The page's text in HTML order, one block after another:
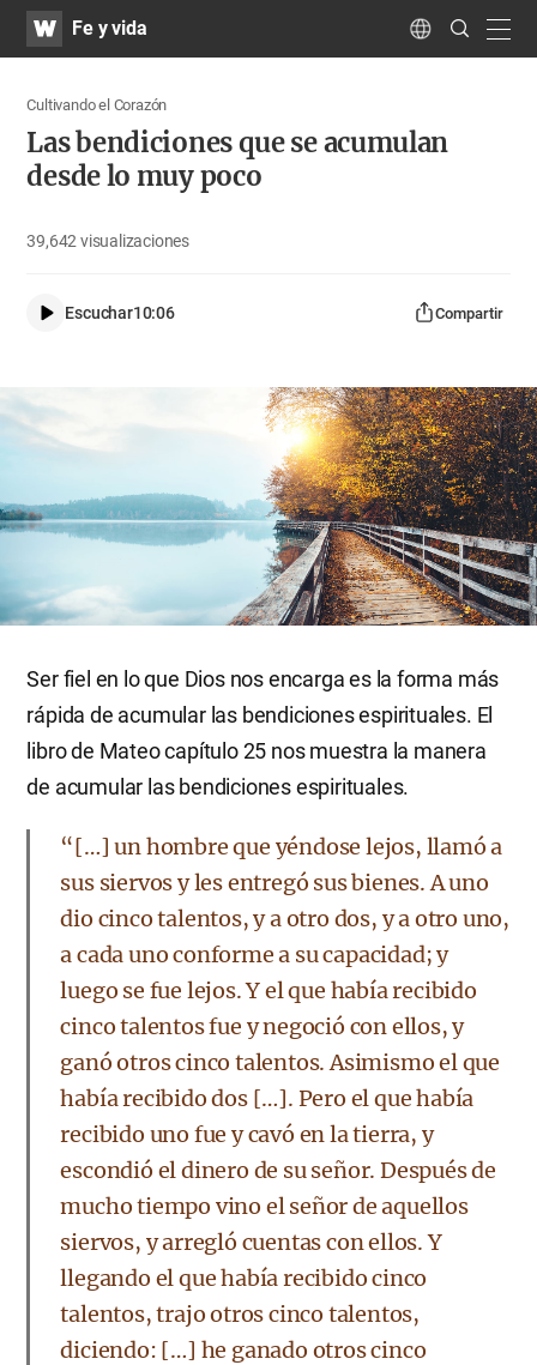
WATVFe y vida Language
Search
Submit
Cultivando el Corazón
Las bendiciones que se acumulan
desde lo muy poco
39,642visualizaciones
Escuchar10:06 Compartir
Ser fiel en lo que Dios nos encarga es la forma más
rápida de acumular las bendiciones espirituales. El
libro de Mateo capítulo 25 nos muestra la manera
de acumular las bendiciones espirituales.
“[…] un hombre que yéndose lejos, llamó a
sus siervos y les entregó sus bienes. A uno
dio cinco talentos, y a otro dos, y a otro uno,
a cada uno conforme a su capacidad; y
luego se fue lejos. Y el que había recibido
cinco talentos fue y negoció con ellos, y
ganó otros cinco talentos. Asimismo el que
había recibido dos […]. Pero el que había
recibido uno fue y cavó en la tierra, y
escondió el dinero de su señor. Después de
mucho tiempo vino el señor de aquellos
siervos, y arregló cuentas con ellos. Y
llegando el que había recibido cinco
talentos, trajo otros cinco talentos,
diciendo: […] he ganado otros cinco